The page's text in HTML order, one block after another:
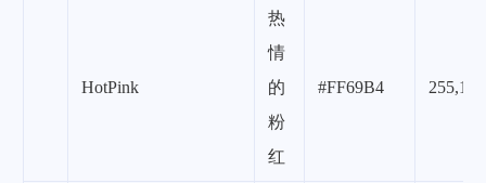
HotPink
热
情
的
粉
红
#FF69B4